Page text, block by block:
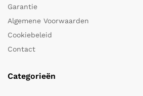
Garantie
Algemene Voorwaarden
Cookiebeleid
Contact
Categorieën